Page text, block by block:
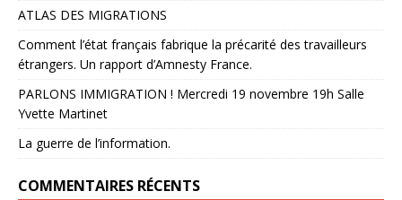
ATLAS DES MIGRATIONS
Comment l’état français fabrique la précarité des travailleurs
étrangers. Un rapport d’Amnesty France.
PARLONS IMMIGRATION ! Mercredi 19 novembre 19h Salle
Yvette Martinet
La guerre de l’information.
COMMENTAIRES RÉCENTS